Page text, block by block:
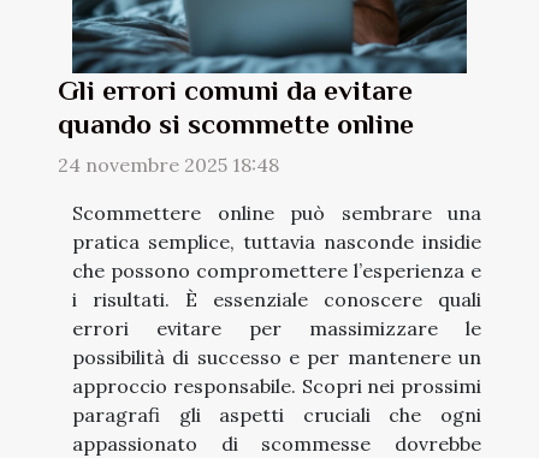
Gli errori comuni da evitare
quando si scommette online
24 novembre 2025 18:48
Scommettere online può sembrare una
pratica semplice, tuttavia nasconde insidie
che possono compromettere l’esperienza e
i risultati. È essenziale conoscere quali
errori evitare per massimizzare le
possibilità di successo e per mantenere un
approccio responsabile. Scopri nei prossimi
paragrafi gli aspetti cruciali che ogni
appassionato di scommesse dovrebbe